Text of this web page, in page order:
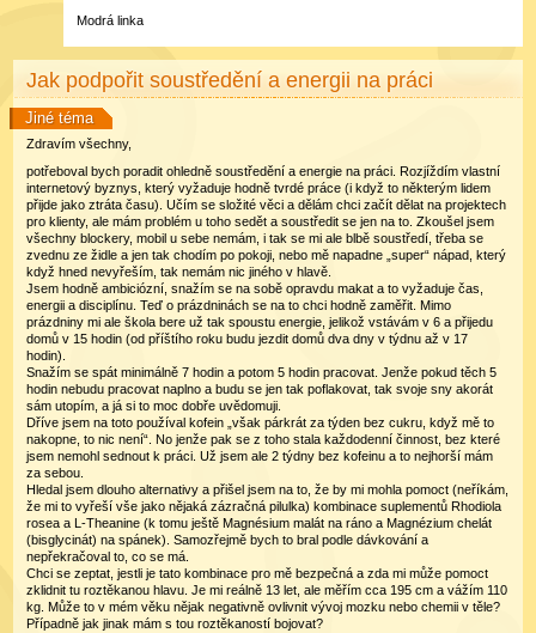
Modrá linka
Jak podpořit soustředění a energii na práci
Jiné téma
Zdravím všechny,
potřeboval bych poradit ohledně soustředění a energie na práci. Rozjíždím vlastní
internetový byznys, který vyžaduje hodně tvrdé práce (i když to některým lidem
přijde jako ztráta času). Učím se složité věci a dělám chci začít dělat na projektech
pro klienty, ale mám problém u toho sedět a soustředit se jen na to. Zkoušel jsem
všechny blockery, mobil u sebe nemám, i tak se mi ale blbě soustředí, třeba se
zvednu ze židle a jen tak chodím po pokoji, nebo mě napadne „super“ nápad, který
když hned nevyřeším, tak nemám nic jiného v hlavě.
Jsem hodně ambiciózní, snažím se na sobě opravdu makat a to vyžaduje čas,
energii a disciplínu. Teď o prázdninách se na to chci hodně zaměřit. Mimo
prázdniny mi ale škola bere už tak spoustu energie, jelikož vstávám v 6 a přijedu
domů v 15 hodin (od příštího roku budu jezdit domů dva dny v týdnu až v 17
hodin).
Snažím se spát minimálně 7 hodin a potom 5 hodin pracovat. Jenže pokud těch 5
hodin nebudu pracovat naplno a budu se jen tak poflakovat, tak svoje sny akorát
sám utopím, a já si to moc dobře uvědomuji.
Dříve jsem na toto používal kofein „však párkrát za týden bez cukru, když mě to
nakopne, to nic není“. No jenže pak se z toho stala každodenní činnost, bez které
jsem nemohl sednout k práci. Už jsem ale 2 týdny bez kofeinu a to nejhorší mám
za sebou.
Hledal jsem dlouho alternativy a přišel jsem na to, že by mi mohla pomoct (neříkám,
že mi to vyřeší vše jako nějaká zázračná pilulka) kombinace suplementů Rhodiola
rosea a L-Theanine (k tomu ještě Magnésium malát na ráno a Magnézium chelát
(bisglycinát) na spánek). Samozřejmě bych to bral podle dávkování a
nepřekračoval to, co se má.
Chci se zeptat, jestli je tato kombinace pro mě bezpečná a zda mi může pomoct
zklidnit tu roztěkanou hlavu. Je mi reálně 13 let, ale měřím cca 195 cm a vážím 110
kg. Může to v mém věku nějak negativně ovlivnit vývoj mozku nebo chemii v těle?
Případně jak jinak mám s tou roztěkaností bojovat?